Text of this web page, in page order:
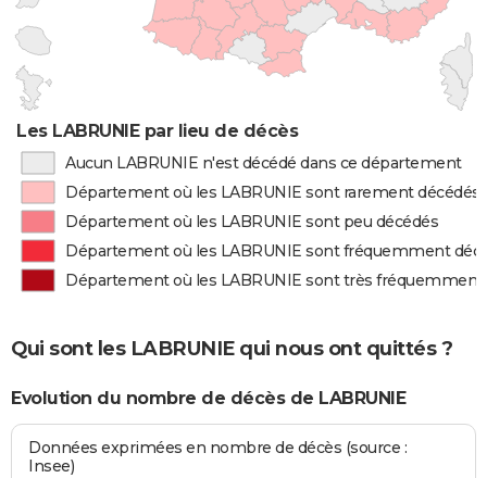
Les LABRUNIE par lieu de décès
Aucun LABRUNIE n'est décédé dans ce département
Département où les LABRUNIE sont rarement décédés
Département où les LABRUNIE sont peu décédés
Département où les LABRUNIE sont fréquemment
Département où les LABRUNIE sont très fréquemment
Qui sont les LABRUNIE qui nous ont quittés ?
Evolution du nombre de décès de LABRUNIE
Données exprimées en nombre de décès (source :
Insee)